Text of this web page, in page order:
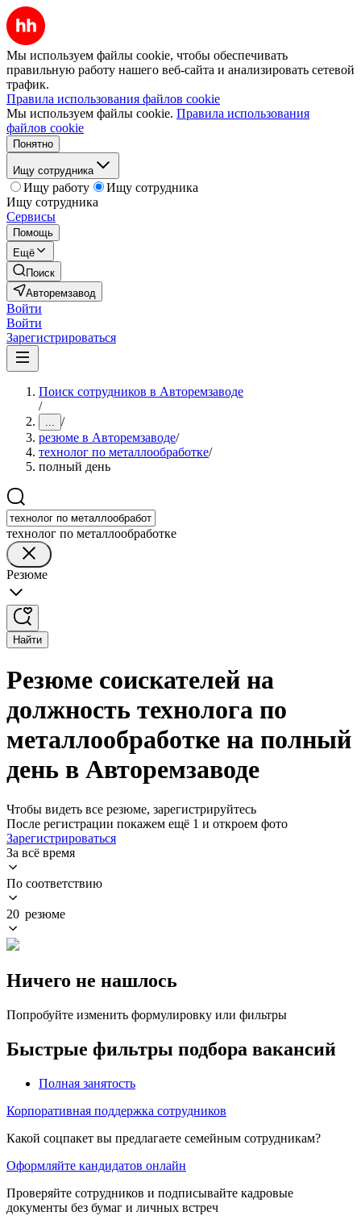
Мы используем файлы cookie, чтобы обеспечивать
правильную работу нашего веб-сайта и анализировать сетевой
трафик.
Правила использования файлов cookie
Мы используем файлы cookie. Правила использования
файлов cookie
Понятно
Ищу сотрудника
Ищу работу
Ищу сотрудника
Ищу сотрудника
Сервисы
Помощь
Ещё
Поиск
Авторемзавод
Войти
Войти
Зарегистрироваться
Поиск сотрудников в Авторемзаводе
/
... /
резюме в Авторемзаводе/
технолог по металлообработке/
полный день
технолог по металлообработке
Резюме
Найти
Резюме соискателей на
должность технолога по
металлообработке на полный
день в Авторемзаводе
Чтобы видеть все резюме, зарегистрируйтесь
После регистрации покажем ещё 1 и откроем фото
Зарегистрироваться
За всё время
По соответствию
20 резюме
Ничего не нашлось
Попробуйте изменить формулировку или фильтры
Быстрые фильтры подбора вакансий
Полная занятость
Корпоративная поддержка сотрудников
Какой соцпакет вы предлагаете семейным сотрудникам?
Оформляйте кандидатов онлайн
Проверяйте сотрудников и подписывайте кадровые
документы без бумаг и личных встреч